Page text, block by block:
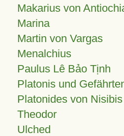
Makarius von
Marina
Martin von Vargas
Menalchius
Paulus Lê Bảo Tịnh
Platonis und
Platonides von Nisibis
Theodor
Ulched